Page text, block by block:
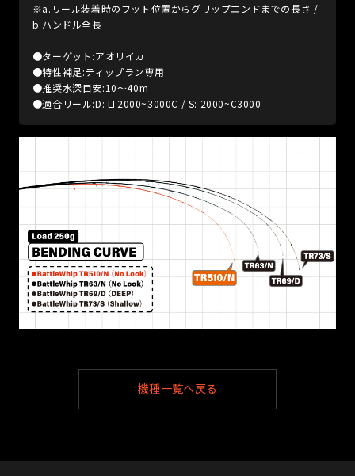
※a.リール装着時のフット位置からグリップエンドまでの長さ /
b.ハンドル全長
●ターゲット:アオリイカ
●特性補足:ティップラン専用
●推奨水深目安:10～40m
●適合リール:D: LT2000~3000C / S: 2000~C3000
機種一覧へ戻る